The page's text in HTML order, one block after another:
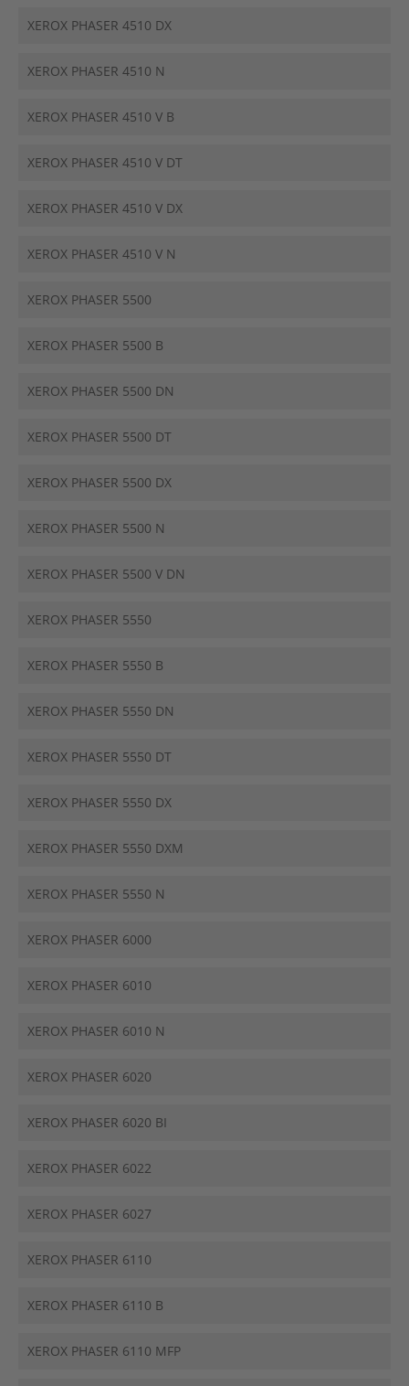
XEROX PHASER 4510 DX
XEROX PHASER 4510 N
XEROX PHASER 4510 V B
XEROX PHASER 4510 V DT
XEROX PHASER 4510 V DX
XEROX PHASER 4510 V N
XEROX PHASER 5500
XEROX PHASER 5500 B
XEROX PHASER 5500 DN
XEROX PHASER 5500 DT
XEROX PHASER 5500 DX
XEROX PHASER 5500 N
XEROX PHASER 5500 V DN
XEROX PHASER 5550
XEROX PHASER 5550 B
XEROX PHASER 5550 DN
XEROX PHASER 5550 DT
XEROX PHASER 5550 DX
XEROX PHASER 5550 DXM
XEROX PHASER 5550 N
XEROX PHASER 6000
XEROX PHASER 6010
XEROX PHASER 6010 N
XEROX PHASER 6020
XEROX PHASER 6020 BI
XEROX PHASER 6022
XEROX PHASER 6027
XEROX PHASER 6110
XEROX PHASER 6110 B
XEROX PHASER 6110 MFP